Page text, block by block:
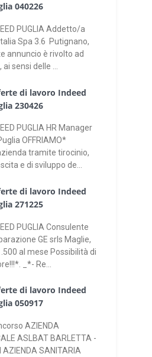
040226
PUGLIA Addetto/a
Spa 3.6 Putignano,
annuncio è rivolto ad
sensi delle ...
di lavoro Indeed
230426
PUGLIA HR Manager
OFFRIAMO*
tramite tirocinio,
e di sviluppo de...
di lavoro Indeed
271225
PUGLIA Consulente
GE srls Maglie,
al mese Possibilità di
_*- Re...
di lavoro Indeed
050917
AZIENDA
ASLBAT BARLETTA -
AZIENDA SANITARIA